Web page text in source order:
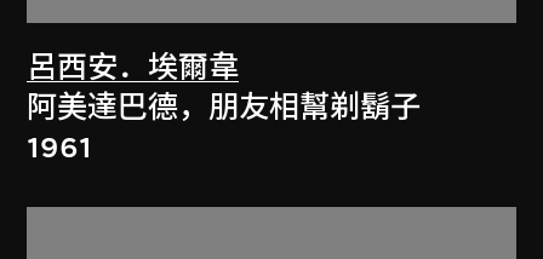
呂西安．埃爾韋
阿美達巴德，朋友相幫剃鬍子
1961